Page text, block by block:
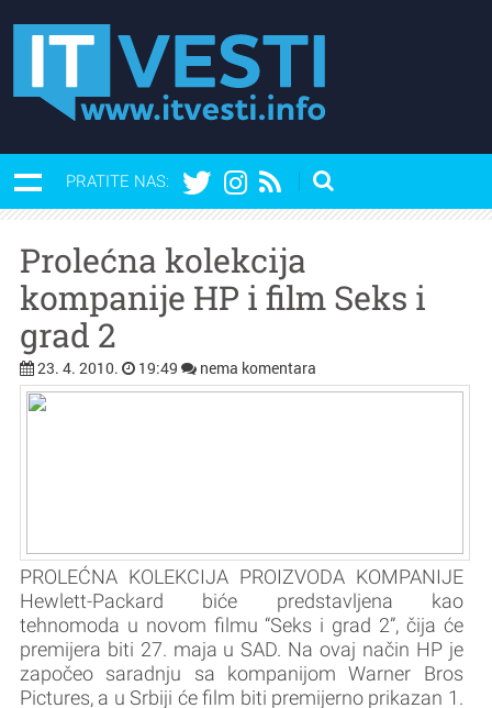
PRATITE NAS:
Prolećna kolekcija
kompanije HP i film Seks i
grad 2
23. 4. 2010. 19:49 nema komentara
PROLEĆNA KOLEKCIJA PROIZVODA KOMPANIJE
Hewlett-Packard biće predstavljena kao
tehnomoda u novom filmu “Seks i grad 2”, čija će
premijera biti 27. maja u SAD. Na ovaj način HP je
započeo saradnju sa kompanijom Warner Bros
Pictures, a u Srbiji će film biti premijerno prikazan 1.